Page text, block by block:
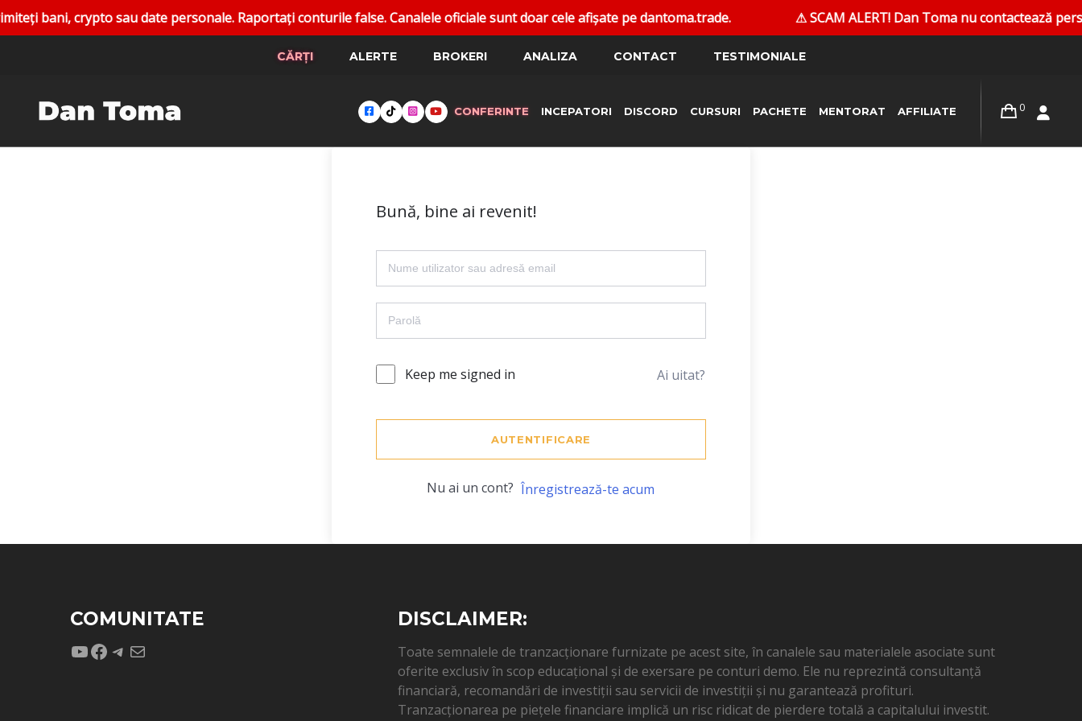
bani, crypto sau date personale. Raportați conturile false. Canalele oficiale sunt doar cele afișate pe dantoma.trade. ⚠ SCAM ALERT! Dan Toma nu contactează
CĂRȚI ALERTE BROKERI ANALIZA CONTACT TESTIMONIALE
0
CONFERINTE INCEPATORI DISCORD CURSURI PACHETE MENTORAT AFFILIATE
Bună, bine ai revenit!
Keep me signed in Ai uitat?
AUTENTIFICARE
Nu ai un cont? Înregistrează-te acum
COMUNITATE
YouTube
Facebook
Telegram
Mail
DISCLAIMER:
Toate semnalele de tranzacționare furnizate pe acest site, în canalele sau materialele asociate sunt
oferite exclusiv în scop educațional și de exersare pe conturi demo. Ele nu reprezintă consultanță
financiară, recomandări de investiții sau servicii de investiții și nu garantează profituri.
Tranzacționarea pe piețele financiare implică un risc ridicat de pierdere totală a capitalului investit.